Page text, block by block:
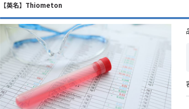
【英名】Thiometon